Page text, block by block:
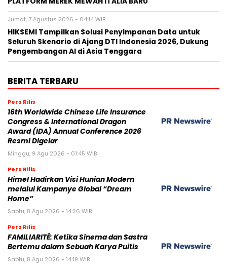
Jumat, 7 Agustus 2026 - 04:14 WIB
HIKSEMI Tampilkan Solusi Penyimpanan Data untuk
Seluruh Skenario di Ajang DTI Indonesia 2026, Dukung
Pengembangan AI di Asia Tenggara
BERITA TERBARU
Pers Rilis
16th Worldwide Chinese Life Insurance
Congress & International Dragon
Award (IDA) Annual Conference 2026
Resmi Digelar
Minggu, 9 Agu 2026 - 01:45 WIB
Pers Rilis
Himel Hadirkan Visi Hunian Modern
melalui Kampanye Global “Dream
Home”
Sabtu, 8 Agu 2026 - 14:26 WIB
Pers Rilis
FAMILIARITÉ: Ketika Sinema dan Sastra
Bertemu dalam Sebuah Karya Puitis
Sabtu, 8 Agu 2026 - 14:19 WIB